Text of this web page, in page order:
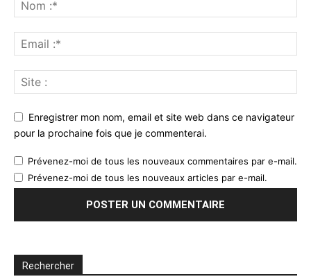
Enregistrer mon nom, email et site web dans ce navigateur
pour la prochaine fois que je commenterai.
Prévenez-moi de tous les nouveaux commentaires par e-mail.
Prévenez-moi de tous les nouveaux articles par e-mail.
Rechercher